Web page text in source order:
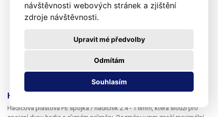
návštěvnosti webových stránek a zjištění
zdroje návštěvnosti.
Souhlasím
Odmítám
Upravit mé předvolby
Hadicová plastová PE spojka / hadičník 2.4 - 1.6mm
Hadicová plastová PE spojka / hadičník 2.4 - 1.6mm, která slouží pro